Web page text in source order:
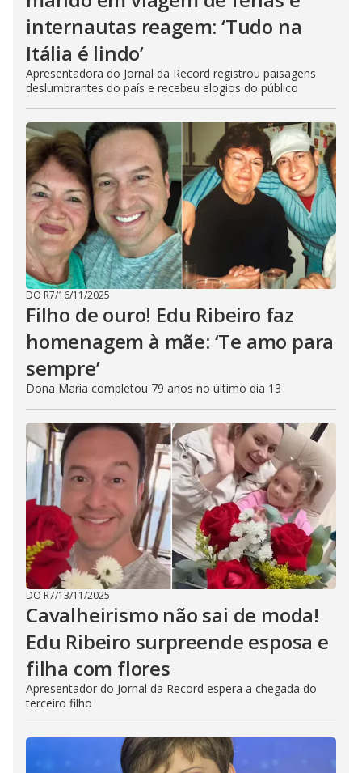
internautas reagem: ‘Tudo na
Itália é lindo’
Apresentadora do Jornal da Record registrou paisagens
deslumbrantes do país e recebeu elogios do público
DO R7/16/11/2025
Filho de ouro! Edu Ribeiro faz
homenagem à mãe: ‘Te amo para
sempre’
Dona Maria completou 79 anos no último dia 13
DO R7/13/11/2025
Cavalheirismo não sai de moda!
Edu Ribeiro surpreende esposa e
filha com flores
Apresentador do Jornal da Record espera a chegada do
terceiro filho